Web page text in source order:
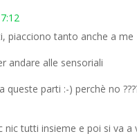
piacciono tanto anche a me
andare alle sensoriali
parti :-) perchè no
nic tutti insieme e poi si va